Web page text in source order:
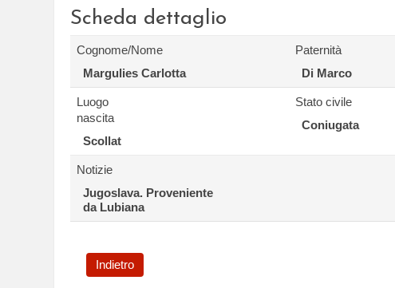
Scheda dettaglio
Cognome/Nome
Margulies Carlotta
Paternità
Di Marco
Luogo
nascita
Scollat
Stato civile
Coniugata
Notizie
Jugoslava. Proveniente
da Lubiana
Indietro